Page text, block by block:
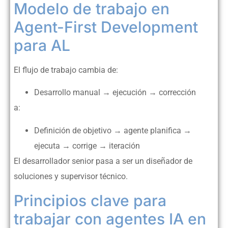
Modelo de trabajo en
Agent-First Development
para AL
El flujo de trabajo cambia de:
Desarrollo manual → ejecución → corrección
a:
Definición de objetivo → agente planifica →
ejecuta → corrige → iteración
El desarrollador senior pasa a ser un diseñador de
soluciones y supervisor técnico.
Principios clave para
trabajar con agentes IA en